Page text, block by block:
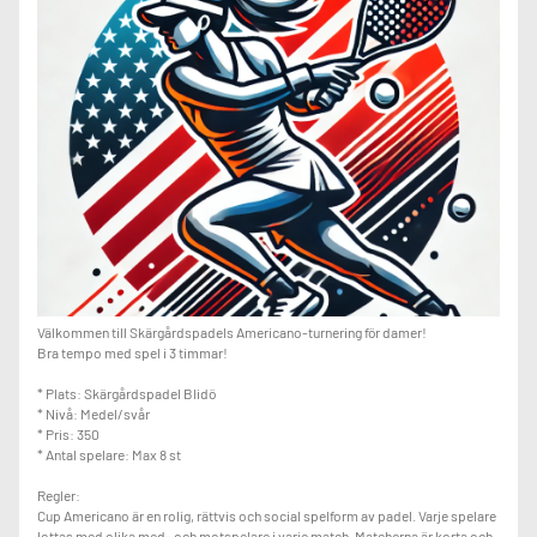
Välkommen till Skärgårdspadels Americano-turnering för damer!
Bra tempo med spel i 3 timmar!
* Plats: Skärgårdspadel Blidö
* Nivå: Medel/svår
* Pris: 350
* Antal spelare: Max 8 st
Regler:
Cup Americano är en rolig, rättvis och social spelform av padel. Varje spelare